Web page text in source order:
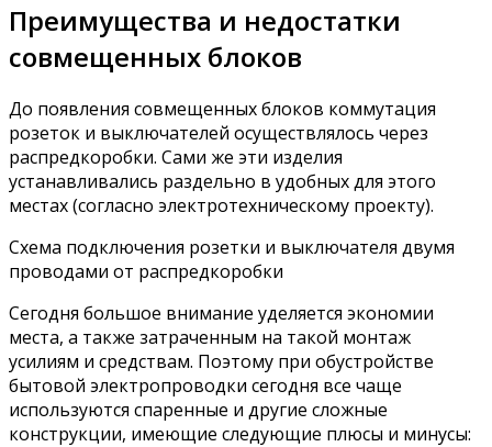
Преимущества и недостатки
совмещенных блоков
До появления совмещенных блоков коммутация
розеток и выключателей осуществлялось через
распредкоробки. Сами же эти изделия
устанавливались раздельно в удобных для этого
местах (согласно электротехническому проекту).
Схема подключения розетки и выключателя двумя
проводами от распредкоробки
Сегодня большое внимание уделяется экономии
места, а также затраченным на такой монтаж
усилиям и средствам. Поэтому при обустройстве
бытовой электропроводки сегодня все чаще
используются спаренные и другие сложные
конструкции, имеющие следующие плюсы и минусы: